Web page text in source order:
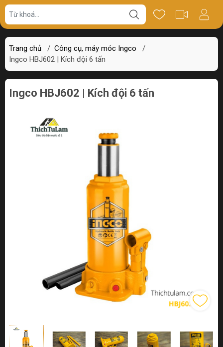
Trang chủ / Công cụ, máy móc Ingco
/
Ingco HBJ602 | Kích đội 6 tấn
Giá bán Thông số Review
Ingco HBJ602 | Kích đội 6 tấn